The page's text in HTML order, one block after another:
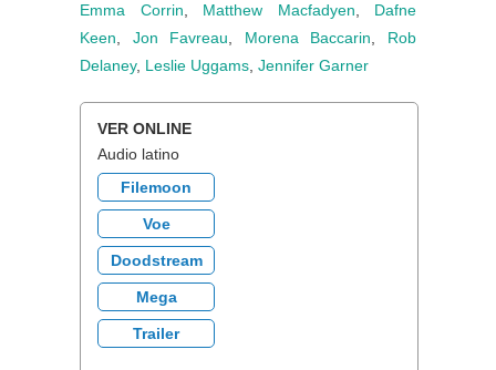
Emma Corrin
Matthew Macfadyen
Dafne
Keen
Jon Favreau Morena Baccarin
Rob
Delaney, Leslie Uggams Jennifer Garner
VER ONLINE
Audio latino
Filemoon
Voe
Doodstream
Mega
Trailer